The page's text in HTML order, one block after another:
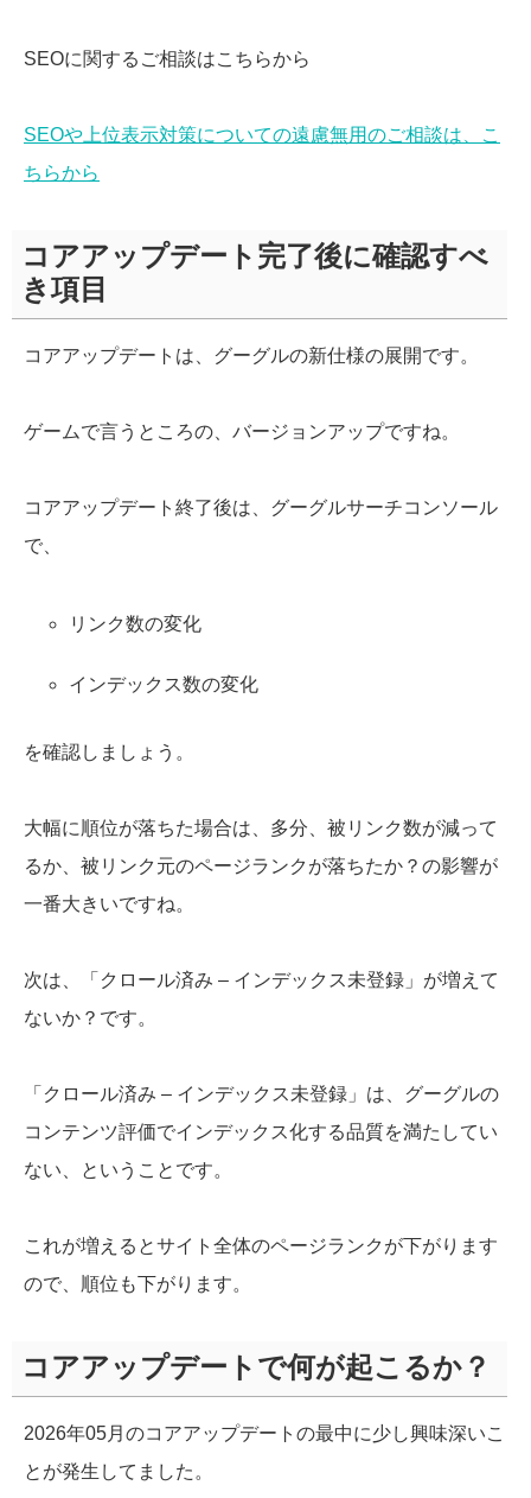
SEOに関するご相談はこちらから
SEOや上位表示対策についての遠慮無用のご相談は、こ
ちらから
コアアップデート完了後に確認すべ
き項目
コアアップデートは、グーグルの新仕様の展開です。
ゲームで言うところの、バージョンアップですね。
コアアップデート終了後は、グーグルサーチコンソール
で、
リンク数の変化
インデックス数の変化
を確認しましょう。
大幅に順位が落ちた場合は、多分、被リンク数が減って
るか、被リンク元のページランクが落ちたか？の影響が
一番大きいですね。
次は、「クロール済み – インデックス未登録」が増えて
ないか？です。
「クロール済み – インデックス未登録」は、グーグルの
コンテンツ評価でインデックス化する品質を満たしてい
ない、ということです。
これが増えるとサイト全体のページランクが下がります
ので、順位も下がります。
コアアップデートで何が起こるか？
2026年05月のコアアップデートの最中に少し興味深いこ
とが発生してました。